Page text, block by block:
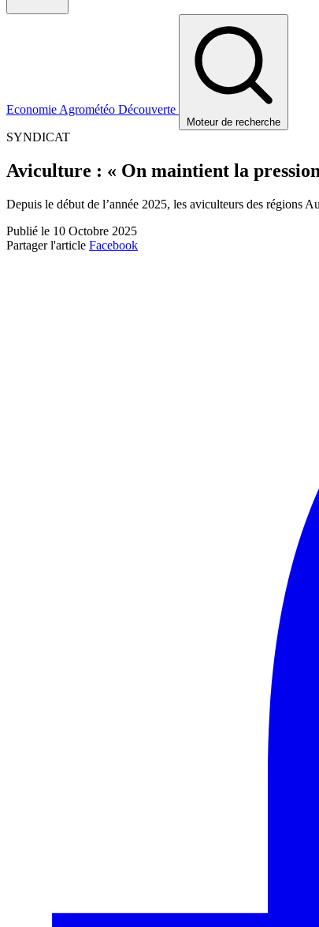
Economie Agrométéo Découverte
Moteur de recherche
SYNDICAT
Aviculture : « On maintient la
Depuis le début de l’année 2025, les aviculteurs des régions
Publié le 10 Octobre 2025
Partager l'article Facebook